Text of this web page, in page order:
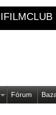
Fórum